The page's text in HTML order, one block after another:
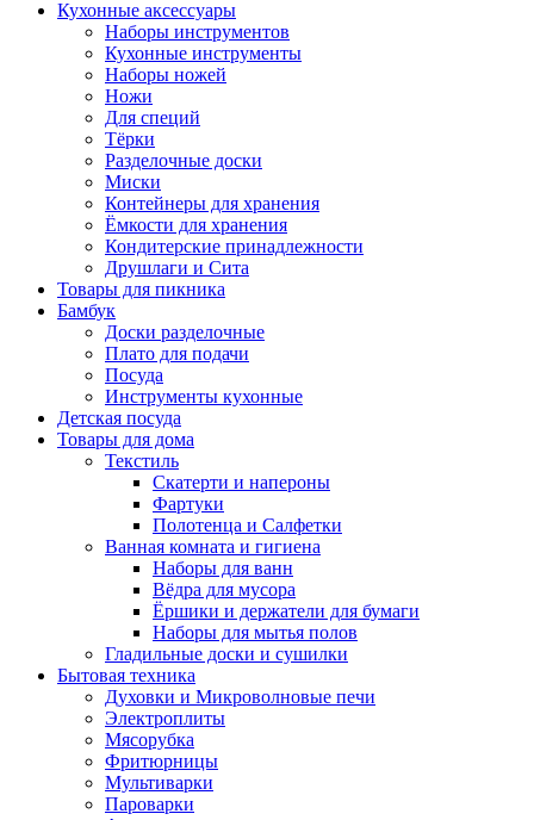
Кухонные аксессуары
Наборы инструментов
Кухонные инструменты
Наборы ножей
Ножи
Для специй
Тёрки
Разделочные доски
Миски
Контейнеры для хранения
Ёмкости для хранения
Кондитерские принадлежности
Друшлаги и Сита
Товары для пикника
Бамбук
Доски разделочные
Плато для подачи
Посуда
Инструменты кухонные
Детская посуда
Товары для дома
Текстиль
Скатерти и напероны
Фартуки
Полотенца и Салфетки
Ванная комната и гигиена
Наборы для ванн
Вёдра для мусора
Ёршики и держатели для бумаги
Наборы для мытья полов
Гладильные доски и сушилки
Бытовая техника
Духовки и Микроволновые печи
Электроплиты
Мясорубка
Фритюрницы
Мультиварки
Пароварки